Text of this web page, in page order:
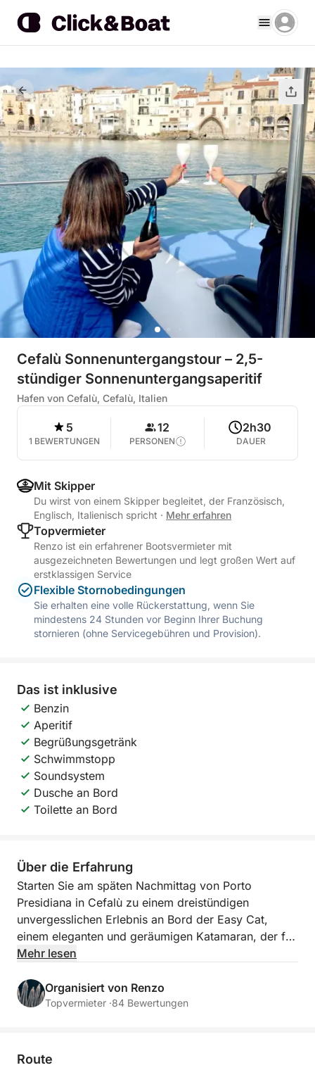
Cefalù Sonnenuntergangstour – 2,5-
stündiger Sonnenuntergangsaperitif
Hafen von Cefalù, Cefalù, Italien
5
1 BEWERTUNGEN
12
PERSONEN
2h30
DAUER
Mit Skipper
Du wirst von einem Skipper begleitet, der Französisch,
Englisch, Italienisch spricht · Mehr erfahren
Topvermieter
Renzo ist ein erfahrener Bootsvermieter mit
ausgezeichneten Bewertungen und legt großen Wert auf
erstklassigen Service
Flexible Stornobedingungen
Sie erhalten eine volle Rückerstattung, wenn Sie
mindestens 24 Stunden vor Beginn Ihrer Buchung
stornieren (ohne Servicegebühren und Provision).
Das ist inklusive
Benzin
Aperitif
Begrüßungsgetränk
Schwimmstopp
Soundsystem
Dusche an Bord
Toilette an Bord
Über die Erfahrung
Starten Sie am späten Nachmittag von Porto
Presidiana in Cefalù zu einem dreistündigen
unvergesslichen Erlebnis an Bord der Easy Cat,
einem eleganten und geräumigen Katamaran, der für
alle geschaffen wurde, die die Ruhe des Meeres
traumhaften sizilianischen Küste bewundern
möchten.
Region: der Bucht von Mazzaforno mit ihrer
Mehr lesen
Organisiert von Renzo
Topvermieter ·84 Bewertungen
Route